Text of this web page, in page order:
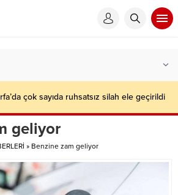
çok sayıda ruhsatsız silah ele geçirildi
geliyor
» Benzine zam geliyor